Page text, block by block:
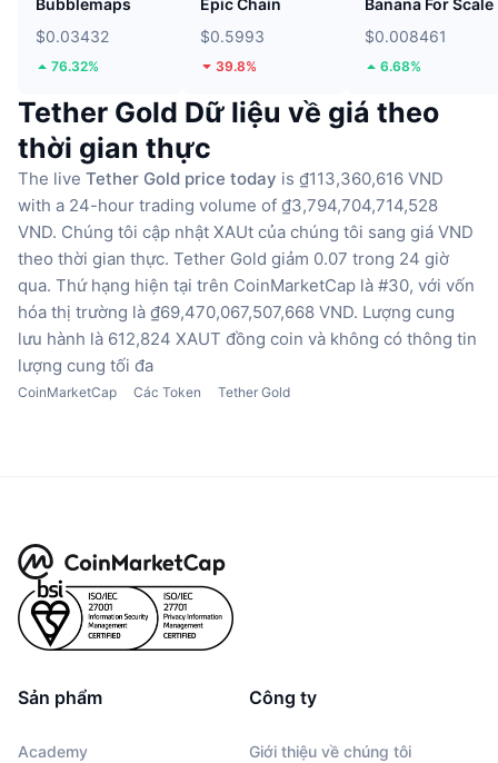
Bubblemaps
$0.03432
76.32%
Epic Chain
$0.5993
39.8%
Banana For Scale
$0.008461
6.68%
Tether Gold Dữ liệu về giá theo
thời gian thực
The live Tether Gold price today is ₫113,360,616 VND
with a 24-hour trading volume of ₫3,794,704,714,528
VND. Chúng tôi cập nhật XAUt của chúng tôi sang giá VND
theo thời gian thực. Tether Gold giảm 0.07 trong 24 giờ
qua. Thứ hạng hiện tại trên CoinMarketCap là #30, với vốn
hóa thị trường là ₫69,470,067,507,668 VND. Lượng cung
lưu hành là 612,824 XAUT đồng coin và không có thông tin
lượng cung tối đa
CoinMarketCap Các Token Tether Gold
Sản phẩm
Academy
Công ty
Giới thiệu về chúng tôi